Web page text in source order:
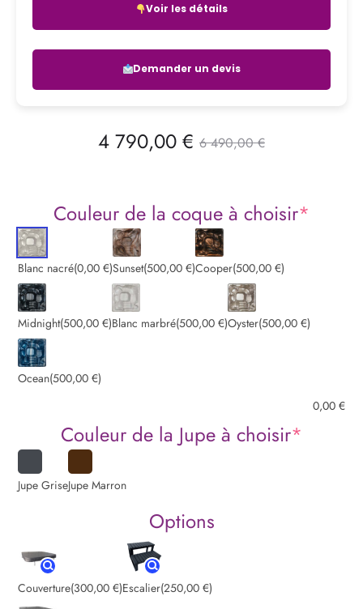
Voir les détails
Demander un devis
6 490,00€
Le
initial
était :
490,00 €.
4 790,00 €
Le
actuel
est :
790,00 €.
Couleur de la coque à choisir*
Blanc nacré(0,00 €)Sunset(500,00 €)Cooper(500,00 €)
Midnight(500,00 €)Blanc marbré(500,00 €)Oyster(500,00 €)
Ocean(500,00 €)
0,00 €
Couleur de la Jupe à choisir*
Jupe GriseJupe Marron
Options
Couverture(300,00 €)Escalier(250,00 €)